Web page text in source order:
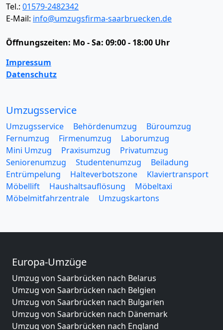
Tel.: 01579-2482342
E-Mail: info@umzugsfirma-saarbruecken.de
Öffnungszeiten: Mo - Sa: 09:00 - 18:00 Uhr
Impressum
Datenschutz
Umzugsservice
Umzugsservice Behördenumzug
Büroumzug
Fernumzug
Firmenumzug
Laborumzug
Mini Umzug
Praxisumzug
Privatumzug
Seniorenumzug
Studentenumzug
Beiladung
Entrümpelung
Halteverbotszone
Klaviertransport
Möbellift
Haushaltsauflösung
Möbeltaxi
Möbelmitfahrzentrale
Umzugskartons
Europa-Umzüge
Umzug von Saarbrücken nach Belarus
Umzug von Saarbrücken nach Belgien
Umzug von Saarbrücken nach Bulgarien
Umzug von Saarbrücken nach Dänemark
Umzug von Saarbrücken nach England